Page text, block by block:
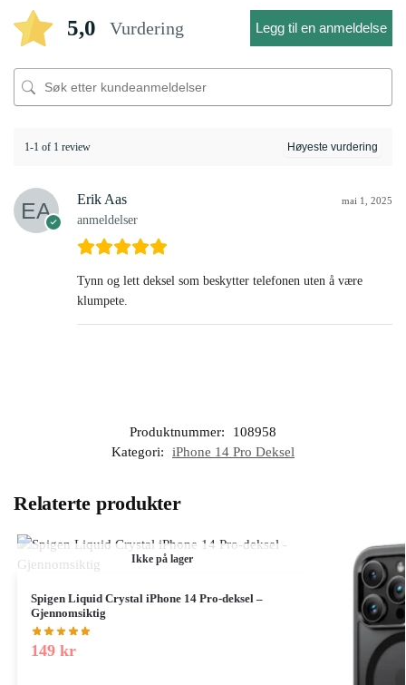
5,0 Vurdering Legg til en anmeldelse
1-1 of 1 review
Erik Aas
anmeldelser
mai 1, 2025
Tynn og lett deksel som beskytter telefonen uten å være
klumpete.
Produktnummer:
108958
Kategori:
iPhone 14 Pro Deksel
Relaterte produkter
Ikke på lager
Spigen Liquid Crystal iPhone 14 Pro-deksel –
Gjennomsiktig
149 kr